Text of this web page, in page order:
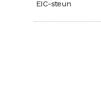
EIC-steun